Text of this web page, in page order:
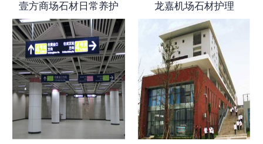
壹方商场石材日常养护 龙嘉机场石材护理